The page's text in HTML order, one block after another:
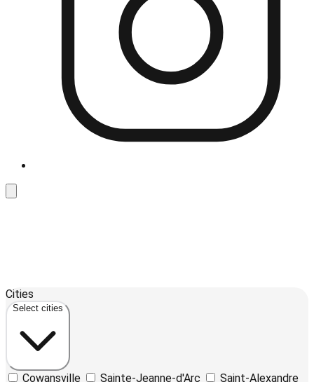
+
−
Cities
Select cities
Cowansville Sainte-Jeanne-d'Arc Saint-Alexandre